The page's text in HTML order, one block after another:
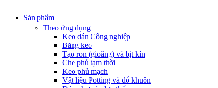
Sản phẩm
Theo ứng dụng
Keo dán Công nghiệp
Băng keo
Tạo ron (gioăng) và bịt kín
Che phủ tạm thời
Keo phủ mạch
Vật liệu Potting và đổ khuôn